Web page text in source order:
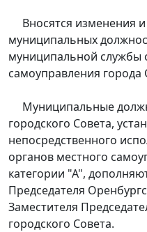
Вносятся изменения
муниципальных
муниципальной службы
самоуправления города
Муниципальные
городского Совета,
непосредственного
органов местного
категории "А",
Председателя
Заместителя
городского Совета.